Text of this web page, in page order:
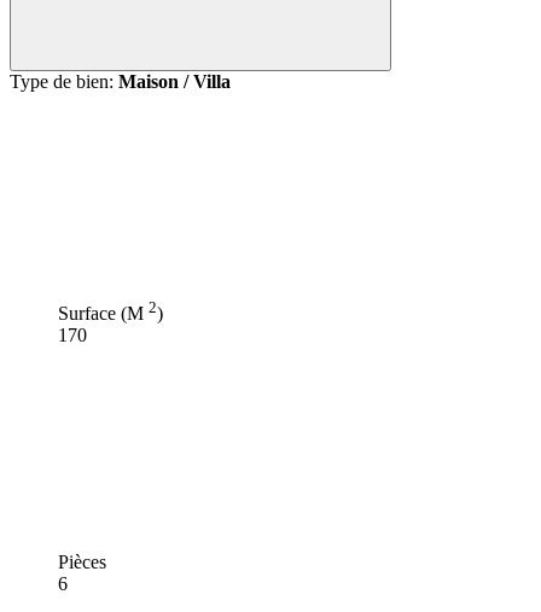
Type de bien: Maison / Villa
Surface (M 2)
170
Pièces
6